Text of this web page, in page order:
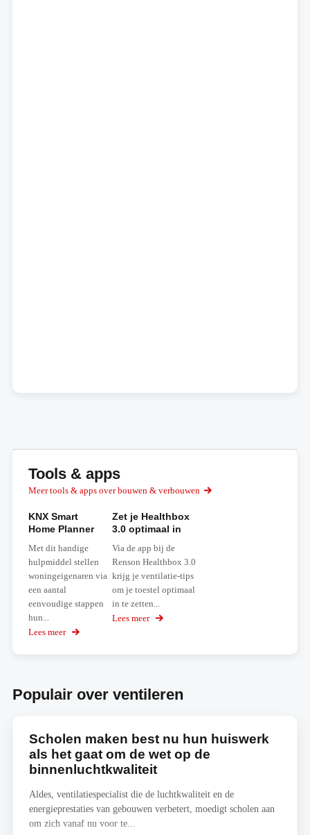
Tools & apps
Meer tools & apps over bouwen & verbouwen
KNX Smart
Home Planner
Met dit handige
hulpmiddel stellen
woningeigenaren via
een aantal
eenvoudige stappen
hun...
Lees meer over
Zet je Healthbox
3.0 optimaal in
Via de app bij de
Renson Healthbox 3.0
krijg je ventilatie-tips
om je toestel optimaal
in te zetten...
Lees meer over
in
Populair over ventileren
Scholen maken best nu hun huiswerk
als het gaat om de wet op de
binnenluchtkwaliteit
Aldes, ventilatiespecialist die de luchtkwaliteit en de
energieprestaties van gebouwen verbetert, moedigt scholen aan
om zich vanaf nu voor te...